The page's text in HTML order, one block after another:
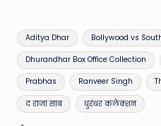
Tags:
Aditya Dhar Bollywood vs
Dhurandhar Box Office Collection
Prabhas Ranveer Singh
द राजा साब धुरंधर कलेक्शन